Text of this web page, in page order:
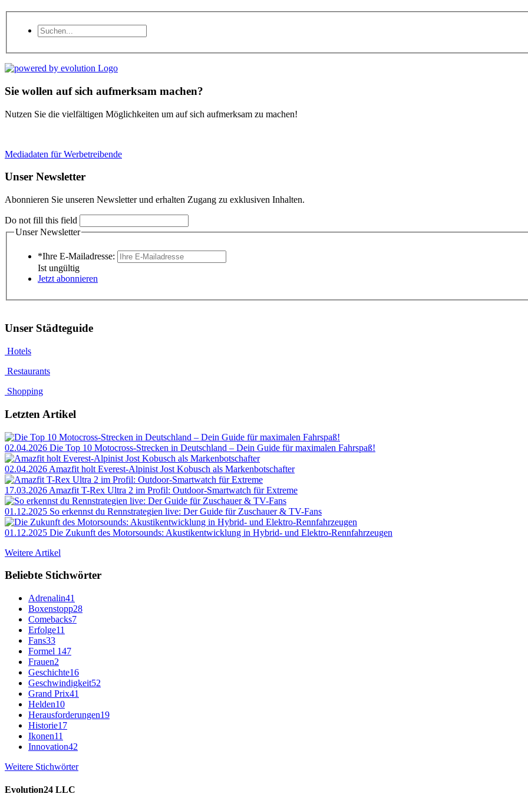
Sie wollen auf sich aufmerksam machen?
Nutzen Sie die vielfältigen Möglichkeiten um auf sich aufmerksam zu machen!
Mediadaten für Werbetreibende
Unser Newsletter
Abonnieren Sie unseren Newsletter und erhalten Zugang zu exklusiven Inhalten.
Do not fill this field
Unser Newsletter
*Ihre E-Mailadresse:
Ist ungültig
Jetzt abonnieren
Unser Städteguide
Hotels
Restaurants
Shopping
Letzten Artikel
02.04.2026 Die Top 10 Motocross-Strecken in Deutschland – Dein Guide für maximalen Fahrspaß!
02.04.2026 Amazfit holt Everest-Alpinist Jost Kobusch als Markenbotschafter
17.03.2026 Amazfit T-Rex Ultra 2 im Profil: Outdoor-Smartwatch für Extreme
01.12.2025 So erkennst du Rennstrategien live: Der Guide für Zuschauer & TV-Fans
01.12.2025 Die Zukunft des Motorsounds: Akustikentwicklung in Hybrid- und Elektro-Rennfahrzeugen
Weitere Artikel
Beliebte Stichwörter
Adrenalin41
Boxenstopp28
Comebacks7
Erfolge11
Fans33
Formel 147
Frauen2
Geschichte16
Geschwindigkeit52
Grand Prix41
Helden10
Herausforderungen19
Historie17
Ikonen11
Innovation42
Weitere Stichwörter
Evolution24 LLC